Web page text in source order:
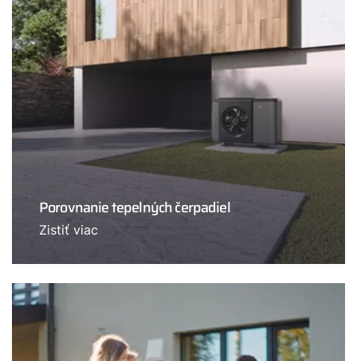
Porovnanie tepelných čerpadiel
Zistiť viac